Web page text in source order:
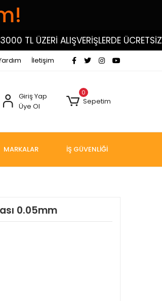
TL ÜZERİ ALIŞVERİŞLERDE ÜCRETSİZ
İletişim
Giriş Yap
Üye Ol
0
Sepetim
MARKALAR İŞ GÜVENLİĞİ
0.05mm